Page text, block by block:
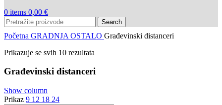
0 items 0,00 €
Search
Početna GRADNJA OSTALO Građevinski distanceri
Prikazuje se svih 10 rezultata
Građevinski distanceri
Show column
Prikaz 9 12 18 24